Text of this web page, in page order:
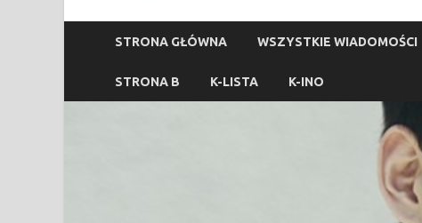
STRONA GŁÓWNA WSZYSTKIE WIADOMOŚCI
STRONA B K-LISTA K-INO